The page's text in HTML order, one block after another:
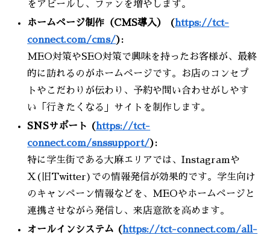
をアピールし、ファンを増やします。
ホームページ制作（CMS導入） (https://tct-
connect.com/cms/):
MEO対策やSEO対策で興味を持ったお客様が、最終
的に訪れるのがホームページです。お店のコンセプ
トやこだわりが伝わり、予約や問い合わせがしやす
い「行きたくなる」サイトを制作します。
SNSサポート (https://tct-
connect.com/snssupport/):
特に学生街である大麻エリアでは、Instagramや
X(旧Twitter)での情報発信が効果的です。学生向け
のキャンペーン情報などを、MEOやホームページと
連携させながら発信し、来店意欲を高めます。
オールインシステム (https://tct-connect.com/all-